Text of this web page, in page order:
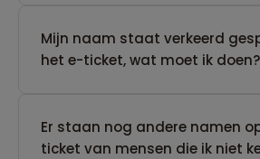
Mijn naam staat verkeerd
het e-ticket, wat moet ik doen?
Er staan nog andere namen
ticket van mensen die ik niet